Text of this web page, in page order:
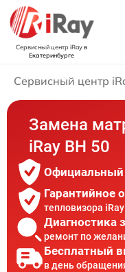
Сервисный центр iRayв
Екатеринбурге
Сервисный центр
Замена
iRay BH 50
Официальный
Гарантийное
тепловизора
Диагностика
ремонт по
Бесплатный
в день